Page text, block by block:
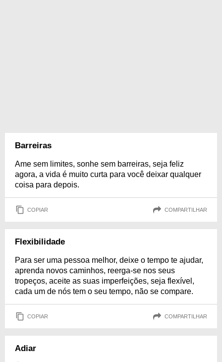
Barreiras
Ame sem limites, sonhe sem barreiras, seja feliz
agora, a vida é muito curta para você deixar qualquer
coisa para depois.
COPIAR COMPARTILHAR
Flexibilidade
Para ser uma pessoa melhor, deixe o tempo te ajudar,
aprenda novos caminhos, reerga-se nos seus
tropeços, aceite as suas imperfeições, seja flexível,
cada um de nós tem o seu tempo, não se compare.
COPIAR COMPARTILHAR
Adiar